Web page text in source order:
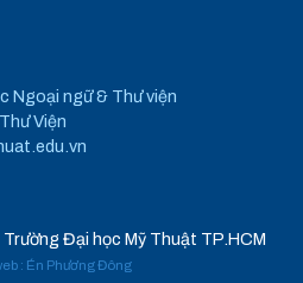
Ngoại ngữ & Thư viện
Viện
Đại học Mỹ Thuật TP.HCM
: Én Phương Đông